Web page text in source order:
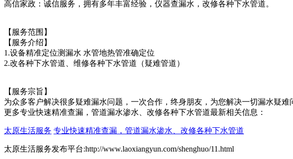
高信家政：诚信服务，拥有多年丰富经验，仪器查漏水，改修各种下水管道。
【服务范围】
【服务介绍】
1.设备精准定位测漏水 水管地热管准确定位
2.改各种下水管道、维修各种下水管道（疑难管道）
【服务宗旨】
为众多客户解决很多疑难漏水问题，一次合作，终身朋友，为您解决一切漏水疑难
更多专业快速精准查漏，管道漏水渗水、改修各种下水管道最新相关信息：
太原生活服务 专业快速精准查漏，管道漏水渗水、改修各种下水管道
太原生活服务发布平台:http://www.laoxiangyun.com/shenghuo/11.html